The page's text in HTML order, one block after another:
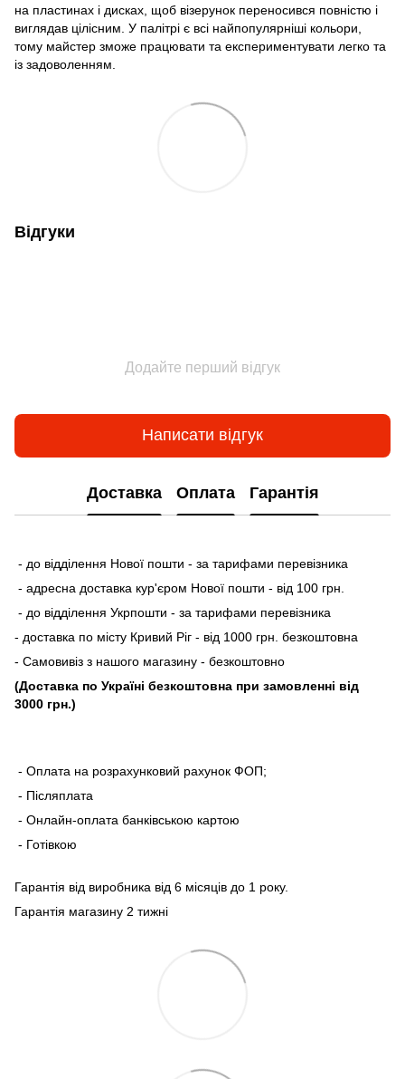
на пластинах і дисках, щоб візерунок переносився повністю і
виглядав цілісним. У палітрі є всі найпопулярніші кольори,
тому майстер зможе працювати та експериментувати легко та
із задоволенням.
Відгуки
Додайте перший відгук
Написати відгук
Доставка Оплата Гарантія
- до відділення Нової пошти - за тарифами перевізника
- адресна доставка кур'єром Нової пошти - від 100 грн.
- до відділення Укрпошти - за тарифами перевізника
- доставка по місту Кривий Ріг - від 1000 грн. безкоштовна
- Самовивіз з нашого магазину - безкоштовно
(Доставка по Україні безкоштовна при замовленні від
3000 грн.)
- Оплата на розрахунковий рахунок ФОП;
- Післяплата
- Онлайн-оплата банківською картою
- Готівкою
Гарантія від виробника від 6 місяців до 1 року.
Гарантія магазину 2 тижні